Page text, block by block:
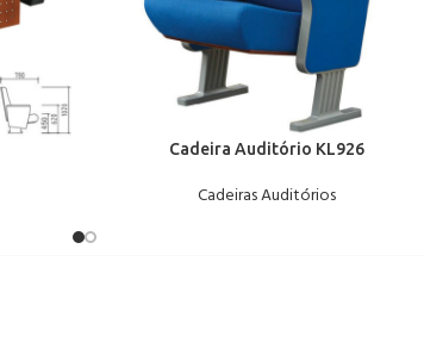
Cadeira Auditório KL926
Cadeiras Auditórios